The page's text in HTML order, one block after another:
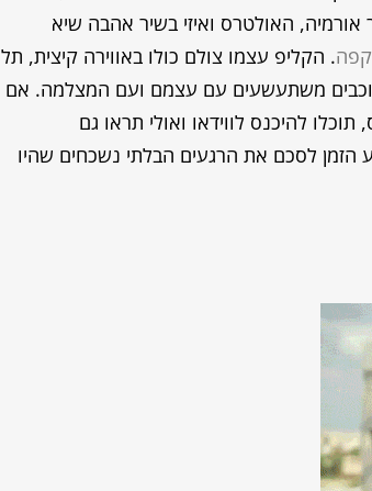
אורמיה, האולטרס ואיזי בשיר אהבה שיא
. הקליפ עצמו צולם כולו באווירה קיצית, תל
משתעשעים עם עצמם ועם המצלמה. אם
להיכנס לווידאו ואולי תראו גם
הזמן לסכם את הרגעים הבלתי נשכחים שהיו